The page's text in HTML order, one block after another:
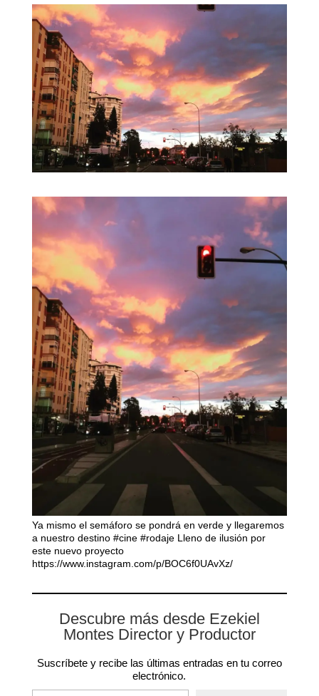
Ya mismo el semáforo se pondrá en verde y llegaremos
a nuestro destino #cine #rodaje Lleno de ilusión por
este nuevo proyecto
https://www.instagram.com/p/BOC6f0UAvXz/
Descubre más desde Ezekiel
Montes Director y Productor
Suscríbete y recibe las últimas entradas en tu correo
electrónico.
Escribe tu correo electrónico…